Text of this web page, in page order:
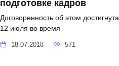
подготовке кадров
Договоренность об этом достигнута
12 июля во время
18.07.2018 571